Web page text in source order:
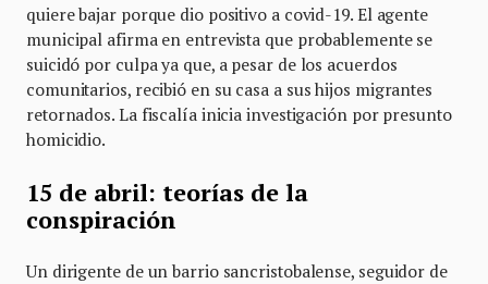
quiere bajar porque dio positivo a covid-19. El agente
municipal afirma en entrevista que probablemente se
suicidó por culpa ya que, a pesar de los acuerdos
comunitarios, recibió en su casa a sus hijos migrantes
retornados. La fiscalía inicia investigación por presunto
homicidio.
15 de abril: teorías de la
conspiración
Un dirigente de un barrio sancristobalense, seguidor de